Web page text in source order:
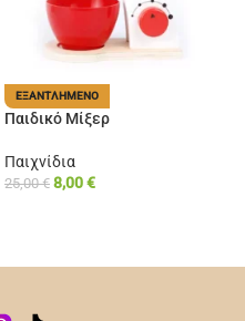
ΕΞΑΝΤΛΗΜΈΝΟ
Παιδικό Μίξερ
Παιχνίδια
25,00€ 8,00€